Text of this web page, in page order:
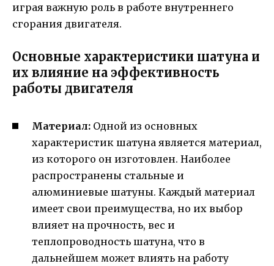
играя важную роль в работе внутреннего
сгорания двигателя.
Основные характеристики шатуна и
их влияние на эффективность
работы двигателя
Материал: Одной из основных
характеристик шатуна является материал,
из которого он изготовлен. Наиболее
распространены стальные и
алюминиевые шатуны. Каждый материал
имеет свои преимущества, но их выбор
влияет на прочность, вес и
теплопроводность шатуна, что в
дальнейшем может влиять на работу